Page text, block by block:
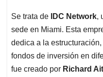
Se trata de IDC Network,
sede en Miami. Esta
dedica a la
fondos de inversión en
fue creado por Richard